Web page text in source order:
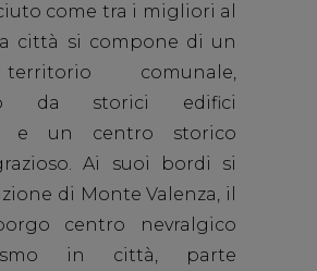
come tra i migliori al
città si compone di un
comunale,
da storici edifici
e un centro storico
Ai suoi bordi si
di Monte Valenza, il
centro nevralgico
in città, parte